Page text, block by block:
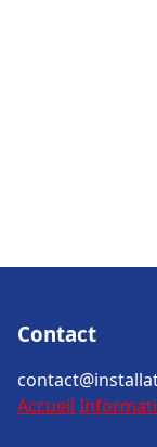
Contact
Accueil